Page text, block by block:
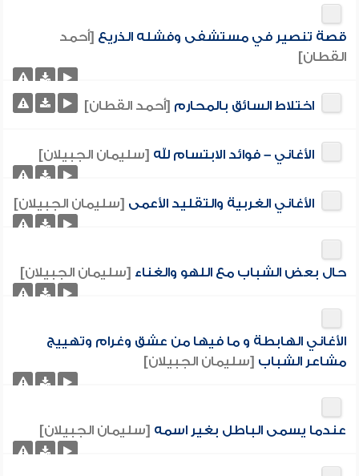
قصة تنصير في مستشفى وفشله الذريع [أحمد
القطان]
اختلاط السائق بالمحارم [أحمد القطان]
الأغاني – فوائد الابتسام لله [سليمان الجبيلان]
الأغاني الغربية والتقليد الأعمى [سليمان الجبيلان]
حال بعض الشباب مع اللهو والغناء [سليمان الجبيلان]
الأغاني الهابطة و ما فيها من عشق وغرام وتهييج
مشاعر الشباب [سليمان الجبيلان]
عندما يسمى الباطل بغير اسمه [سليمان الجبيلان]